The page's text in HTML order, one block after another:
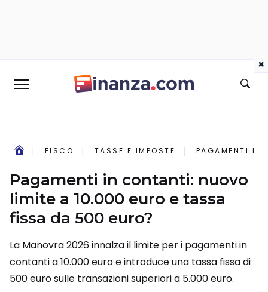
FISCO TASSE E IMPOSTE PAGAMENTI IN
Pagamenti in contanti: nuovo
limite a 10.000 euro e tassa
fissa da 500 euro?
La Manovra 2026 innalza il limite per i pagamenti in
contanti a 10.000 euro e introduce una tassa fissa di
500 euro sulle transazioni superiori a 5.000 euro.
×